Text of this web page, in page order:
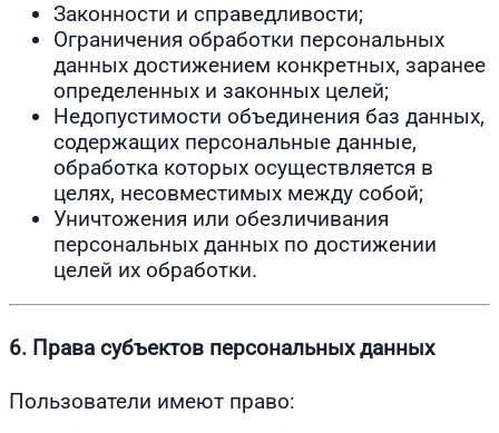
Законности и справедливости;
Ограничения обработки персональных
данных достижением конкретных, заранее
определенных и законных целей;
Недопустимости объединения баз данных,
содержащих персональные данные,
обработка которых осуществляется в
целях, несовместимых между собой;
Уничтожения или обезличивания
персональных данных по достижении
целей их обработки.
6. Права субъектов персональных данных
Пользователи имеют право: